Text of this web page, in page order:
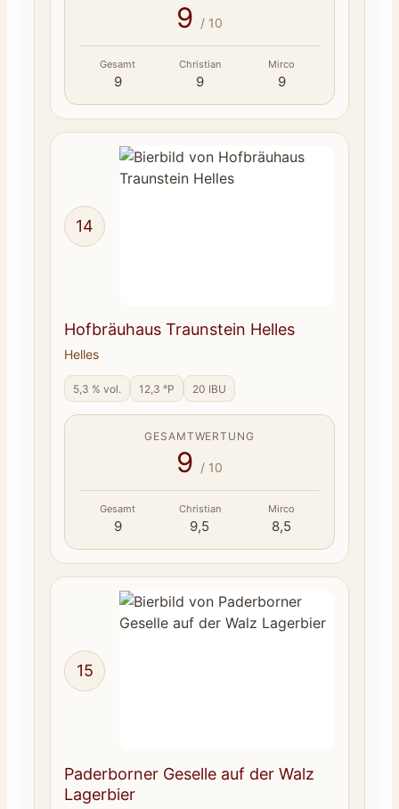
9 / 10
Gesamt
9
Christian
9
Mirco
9
14
Hofbräuhaus Traunstein Helles
Helles
5,3 % vol. 12,3 °P 20 IBU
GESAMTWERTUNG
9 / 10
Gesamt
9
Christian
9,5
Mirco
8,5
15
Paderborner Geselle auf der Walz
Lagerbier